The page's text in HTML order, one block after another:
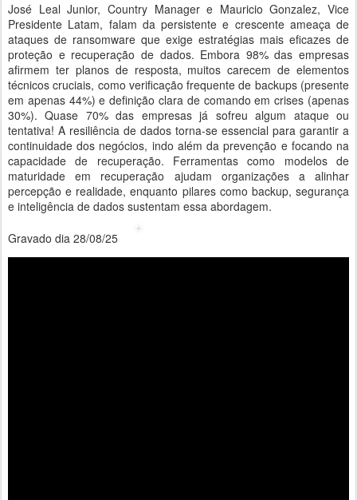
José Leal Junior, Country Manager e Mauricio Gonzalez, Vice
Presidente Latam, falam da persistente e crescente ameaça de
ataques de ransomware que exige estratégias mais eficazes de
proteção e recuperação de dados. Embora 98% das empresas
afirmem ter planos de resposta, muitos carecem de elementos
técnicos cruciais, como verificação frequente de backups (presente
em apenas 44%) e definição clara de comando em crises (apenas
30%). Quase 70% das empresas já sofreu algum ataque ou
tentativa! A resiliência de dados torna-se essencial para garantir a
continuidade dos negócios, indo além da prevenção e focando na
capacidade de recuperação. Ferramentas como modelos de
maturidade em recuperação ajudam organizações a alinhar
percepção e realidade, enquanto pilares como backup, segurança
e inteligência de dados sustentam essa abordagem.
Gravado dia 28/08/25